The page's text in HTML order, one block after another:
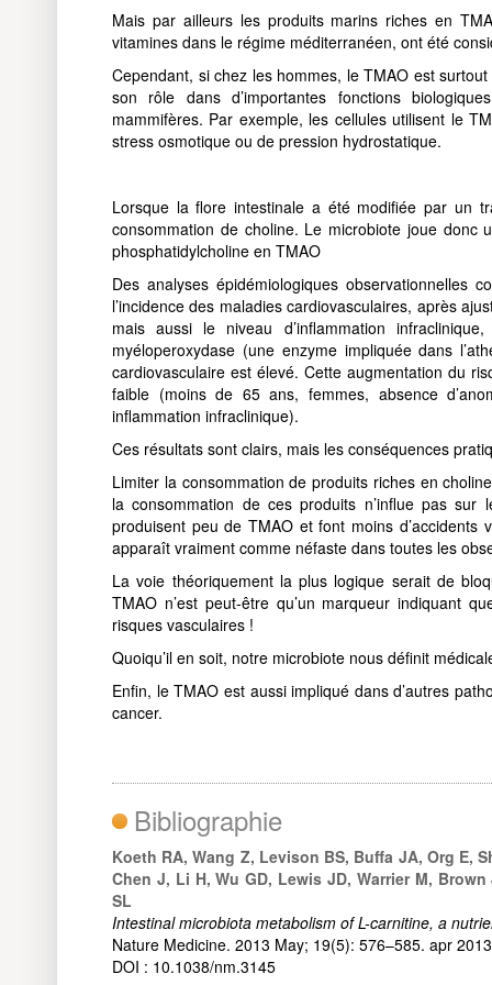
Mais par ailleurs les produits marins riches en
vitamines dans le régime méditerranéen, ont été
Cependant, si chez les hommes, le TMAO est
son rôle dans d’importantes fonctions
mammifères. Par exemple, les cellules utilisent le
stress osmotique ou de pression hydrostatique.
Lorsque la flore intestinale a été modifiée par un
consommation de choline. Le microbiote joue
phosphatidylcholine en TMAO
Des analyses épidémiologiques observationnelles
l’incidence des maladies cardiovasculaires, après
mais aussi le niveau d’inflammation
myéloperoxydase (une enzyme impliquée dans
cardiovasculaire est élevé. Cette augmentation du
faible (moins de 65 ans, femmes, absence
inflammation infraclinique).
Ces résultats sont clairs, mais les conséquences
Limiter la consommation de produits riches en
la consommation de ces produits n’influe pas
produisent peu de TMAO et font moins
apparaît vraiment comme néfaste dans toutes les
La voie théoriquement la plus logique serait de
TMAO n’est peut-être qu’un marqueur indiquant
risques vasculaires !
Quoiqu’il en soit, notre microbiote nous définit
Enfin, le TMAO est aussi impliqué dans d’autres
cancer.
Bibliographie
Koeth RA, Wang Z, Levison BS, Buffa JA, Org E,
Chen J, Li H, Wu GD, Lewis JD, Warrier M,
SL
Intestinal microbiota metabolism of L-carnitine, a
Nature Medicine. 2013 May; 19(5): 576–585. apr 2013
DOI : 10.1038/nm.3145